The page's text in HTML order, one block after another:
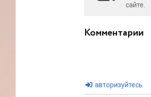
сайте.
Комментарии
авторизуйтесь